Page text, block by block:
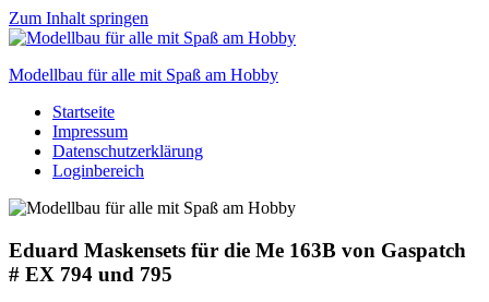
Zum Inhalt springen
Modellbau für alle mit Spaß am Hobby
Scale
modelling
to
Startseite
Impressum
Datenschutzerklärung
Loginbereich
Eduard Maskensets für die Me 163B von Gaspatch
# EX 794 und 795